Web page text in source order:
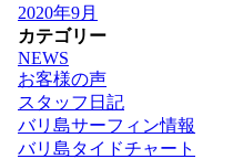
2020年9月
カテゴリー
NEWS
お客様の声
スタッフ日記
バリ島サーフィン情報
バリ島タイドチャート